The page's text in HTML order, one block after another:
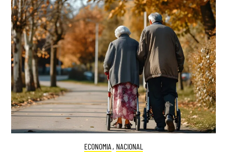
ECONOMIA , NACIONAL